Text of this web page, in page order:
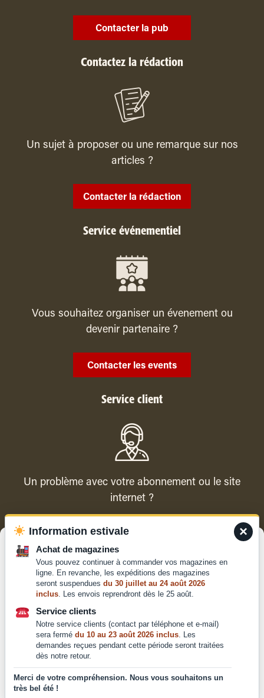
Pour offrir les meilleures expériences, nous utilisons des technologies
telles que les cookies pour stocker et/ou accéder aux informations des
appareils. Le fait de consentir à ces technologies nous permettra de
traiter des données telles que le comportement de navigation ou les ID
uniques sur ce site. Le fait de ne pas consentir ou de retirer son
consentement peut avoir un effet négatif sur certaines caractéristiques
et fonctions.
Accepter
Contacter la pub
Contactez la rédaction
Un sujet à proposer ou une remarque sur nos
articles ?
Contacter la rédaction
Service événementiel
Vous souhaitez organiser un évenement ou
devenir partenaire ?
Contacter les events
Service client
Un problème avec votre abonnement ou le site
internet ?
Contacter le service client
Mentions légales
Conditions générales de
vente et d'utilisation
confidentialité
×
Information estivale
Achat de magazines
Vous pouvez continuer à commander vos magazines en
ligne. En revanche, les expéditions des magazines
seront suspendues du 30 juillet au 24 août 2026
inclus. Les envois reprendront dès le 25 août.
Service clients
Notre service clients (contact par téléphone et e-mail)
sera fermé du 10 au 23 août 2026 inclus. Les
demandes reçues pendant cette période seront traitées
dès notre retour.
Merci de votre compréhension. Nous vous souhaitons un
très bel été !